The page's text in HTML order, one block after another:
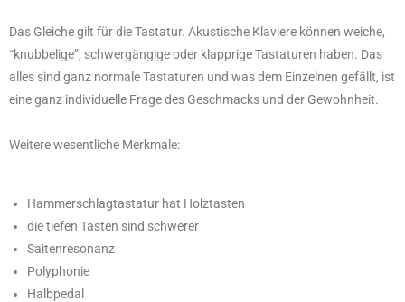
Das Gleiche gilt für die Tastatur. Akustische Klaviere können weiche,
“knubbelige”, schwergängige oder klapprige Tastaturen haben. Das
alles sind ganz normale Tastaturen und was dem Einzelnen gefällt, ist
eine ganz individuelle Frage des Geschmacks und der Gewohnheit.
Weitere wesentliche Merkmale:
Hammerschlagtastatur hat Holztasten
die tiefen Tasten sind schwerer
Saitenresonanz
Polyphonie
Halbpedal